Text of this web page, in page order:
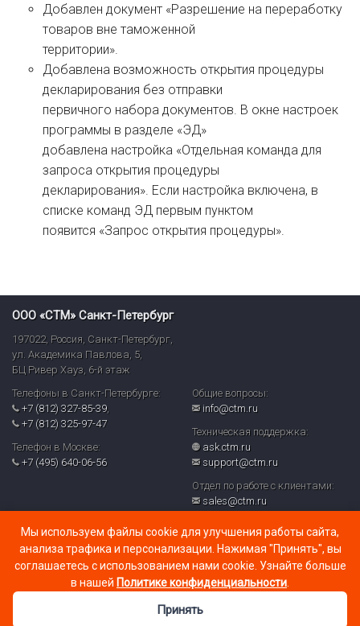
Добавлен документ «Разрешение на переработку
товаров вне таможенной
территории».
Добавлена возможность открытия процедуры
декларирования без отправки
первичного набора документов. В окне настроек
программы в разделе «ЭД»
добавлена настройка «Отдельная команда для
запроса открытия процедуры
декларирования». Если настройка включена, в
списке команд ЭД первым пунктом
появится «Запрос открытия процедуры».
ООО «СТМ» Санкт-Петербург
197022, Россия Санкт-Петербург
ул. Академика Павлова, 5,
БЦ Ривер Хауз 6-й этаж
Телефоны в Санкт-Петербурге:
+7 (812) 327-85-39,
+7 (812) 325-97-47
Телефон в Москве:
+7 (495) 640-06-56
Общие вопросы:
info@ctm.ru
Техническая поддержка:
ask.ctm.ru
support@ctm.ru
Отдел по работе с клиентами:
sales@ctm.ru
Политика обработки персональных данных и реализуемых
требований к их защите в ООО «СТМ» (PDF)
Мы используем файлы cookie для улучшения работы сайта,
анализа трафика и персонализации. Нажимая "Принять", вы
соглашаетесь с использованием нами cookie. Узнайте больше
в нашей Политике конфиденциальности
Принять